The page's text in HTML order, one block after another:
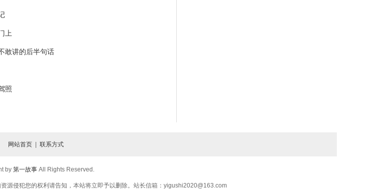
上
敢讲的后半句话
照
网站首页| 联系方式
by 第一故事 All Rights Reserved.
源侵犯您的权利请告知，本站将立即予以删除。站长信箱：yigushi2020@163.com